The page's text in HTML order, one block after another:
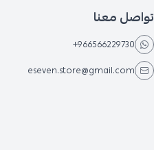
تواصل معنا
+966566229730
eseven.store@gmail.com